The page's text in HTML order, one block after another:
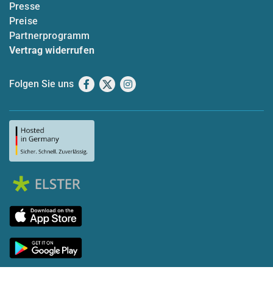
Presse
Preise
Partnerprogramm
Vertrag widerrufen
Folgen Sie uns Facebook
X Instagram